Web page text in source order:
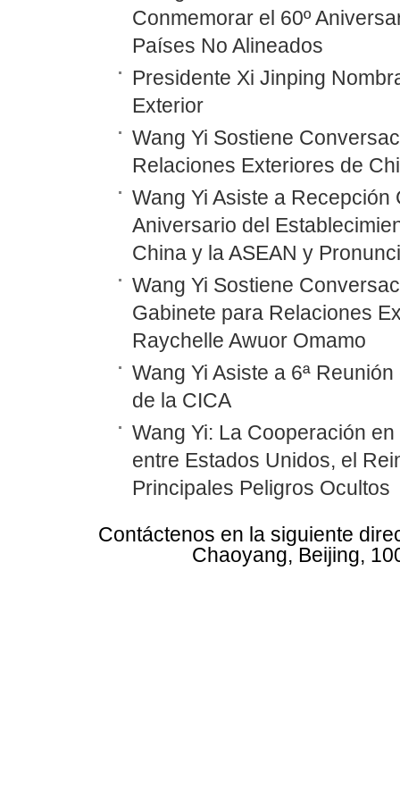
Conmemorar el 60º
Países No Alineados
Presidente Xi Jinping
Exterior
Wang Yi Sostiene
Relaciones Exteriores de
Wang Yi Asiste a Recepción
Aniversario del
China y la ASEAN y
Wang Yi Sostiene
Gabinete para Relaciones
Raychelle Awuor Omamo
Wang Yi Asiste a 6ª
de la CICA
Wang Yi: La Cooperación
entre Estados Unidos, el
Principales Peligros Ocultos
Contáctenos en la siguiente
Chaoyang, Beijing,